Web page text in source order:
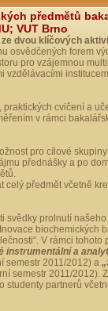
předmětů
VUT Brno
dvou klíčových
osvědčených forem
pro vzájemnou
vzdělávacími
praktických cvičení a
v rámci
pro cílové
přednášky a po
celý předmět včetně
svědky prolnutí
biochemických
V rámci tohoto
instrumentální a
semestr 2011/2012) a
semestr 2011/2012).
studenty partnerů